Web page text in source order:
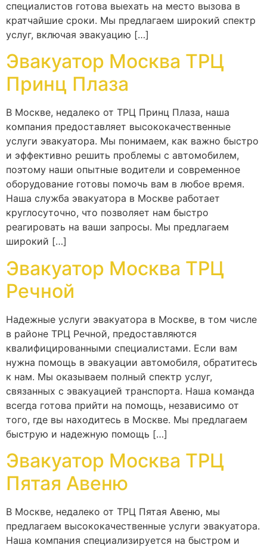
специалистов готова выехать на место вызова в
кратчайшие сроки. Мы предлагаем широкий спектр
услуг, включая эвакуацию […]
Эвакуатор Москва ТРЦ
Принц Плаза
В Москве, недалеко от ТРЦ Принц Плаза, наша
компания предоставляет высококачественные
услуги эвакуатора. Мы понимаем, как важно быстро
и эффективно решить проблемы с автомобилем,
поэтому наши опытные водители и современное
оборудование готовы помочь вам в любое время.
Наша служба эвакуатора в Москве работает
круглосуточно, что позволяет нам быстро
реагировать на ваши запросы. Мы предлагаем
широкий […]
Эвакуатор Москва ТРЦ
Речной
Надежные услуги эвакуатора в Москве, в том числе
в районе ТРЦ Речной, предоставляются
квалифицированными специалистами. Если вам
нужна помощь в эвакуации автомобиля, обратитесь
к нам. Мы оказываем полный спектр услуг,
связанных с эвакуацией транспорта. Наша команда
всегда готова прийти на помощь, независимо от
того, где вы находитесь в Москве. Мы предлагаем
быструю и надежную помощь […]
Эвакуатор Москва ТРЦ
Пятая Авеню
В Москве, недалеко от ТРЦ Пятая Авеню, мы
предлагаем высококачественные услуги эвакуатора.
Наша компания специализируется на быстром и